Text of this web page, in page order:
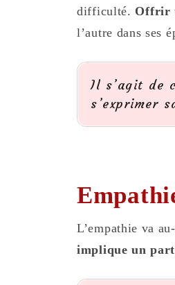
difficulté. Offrir
l’autre dans ses
Il s’agit de
s’exprimer
L’empathie va
implique un